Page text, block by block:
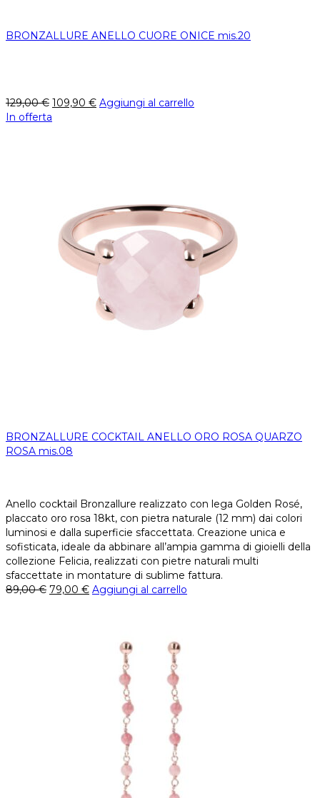
BRONZALLURE ANELLO CUORE ONICE mis.20
129,00€ 109,90 € Aggiungi al carrello
In offerta
BRONZALLURE COCKTAIL ANELLO ORO ROSA QUARZO
ROSA mis.08
Anello cocktail Bronzallure realizzato con lega Golden Rosé,
placcato oro rosa 18kt, con pietra naturale (12 mm) dai colori
luminosi e dalla superficie sfaccettata. Creazione unica e
sofisticata, ideale da abbinare all’ampia gamma di gioielli della
collezione Felicia, realizzati con pietre naturali multi
sfaccettate in montature di sublime fattura.
89,00€ 79,00 € Aggiungi al carrello